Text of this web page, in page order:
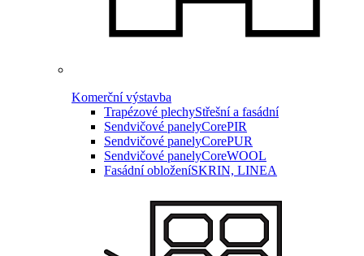
Komerční výstavba
Trapézové plechyStřešní a fasádní
Sendvičové panelyCorePIR
Sendvičové panelyCorePUR
Sendvičové panelyCoreWOOL
Fasádní obloženíSKRIN, LINEA